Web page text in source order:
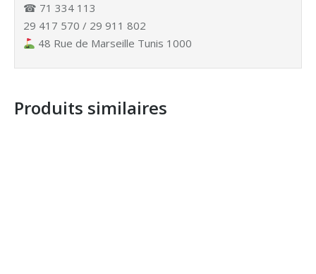
☎ 71 334 113
29 417 570 / 29 911 802
48 Rue de Marseille Tunis 1000
Produits similaires